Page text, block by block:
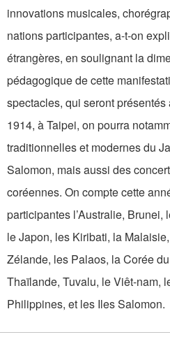
innovations musicales,
nations participantes, a-t-on
étrangères, en soulignant la
pédagogique de cette
spectacles, qui seront
1914, à Taipei, on pourra
traditionnelles et modernes du
Salomon, mais aussi des
coréennes. On compte cette
participantes l’Australie, Brunei,
le Japon, les Kiribati, la
Zélande, les Palaos, la Corée
Thaïlande, Tuvalu, le Viêt-nam,
Philippines, et les Iles Salomon.